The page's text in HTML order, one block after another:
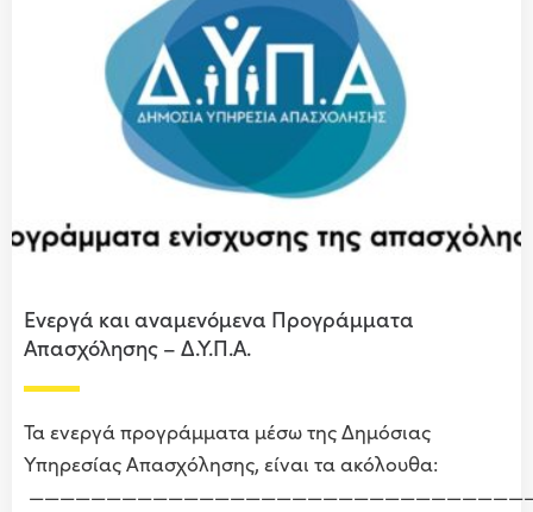
Ενεργά και αναμενόμενα Προγράμματα
Απασχόλησης – Δ.Υ.Π.Α.
Τα ενεργά προγράμματα μέσω της Δημόσιας
Υπηρεσίας Απασχόλησης, είναι τα ακόλουθα: